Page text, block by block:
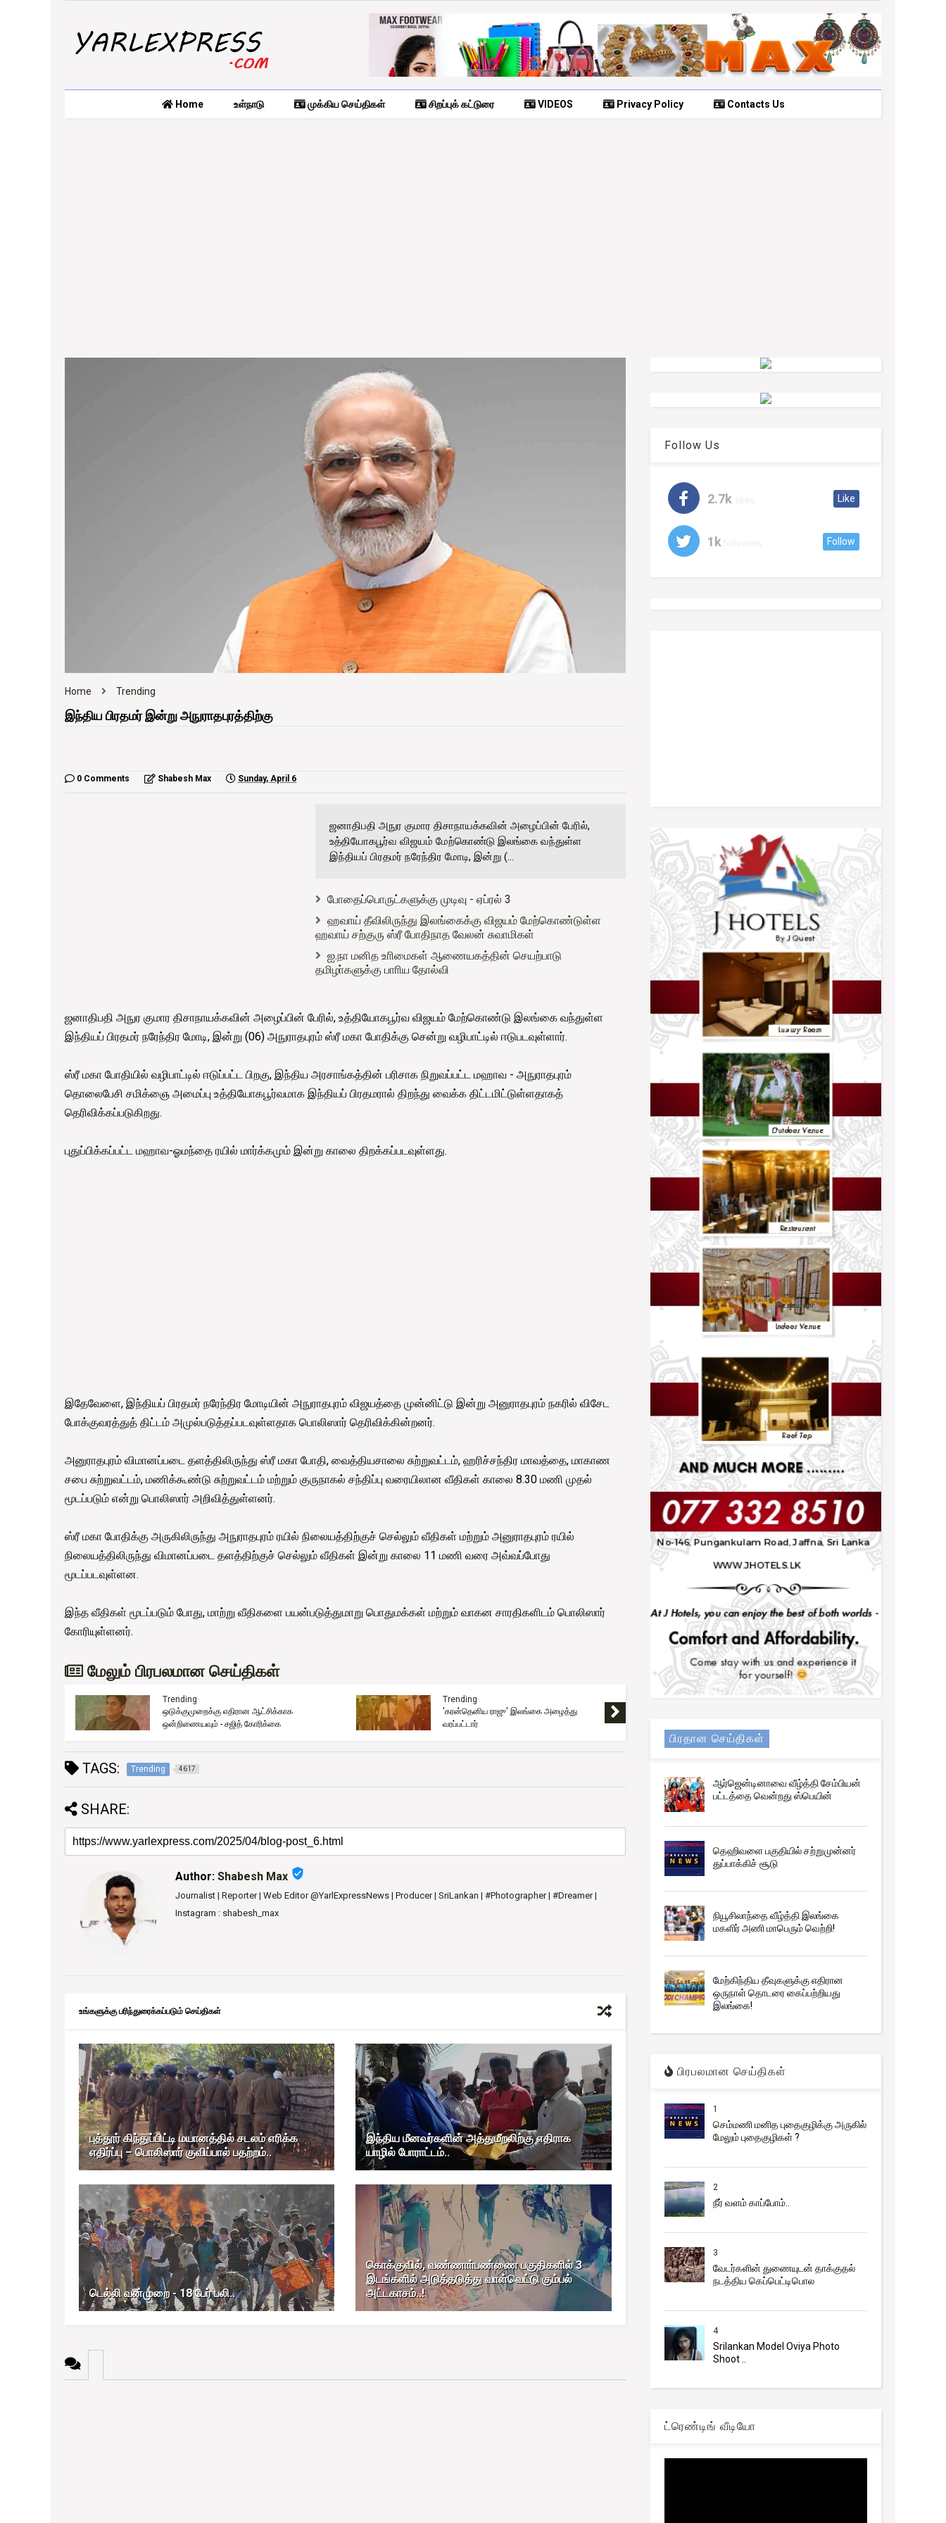
Home உள்நாடு முக்கிய செய்திகள் சிறப்புக் கட்டுரை VIDEOS Privacy Policy Contacts Us
Home Trending
இந்திய பிரதமர் இன்று அநுராதபுரத்திற்கு
0 Comments Shabesh Max Sunday, April 6
ஜனாதிபதி அநுர குமார திசாநாயக்கவின் அழைப்பின் பேரில்,
உத்தியோகபூர்வ விஜயம் மேற்கொண்டு இலங்கை வந்துள்ள
இந்தியப் பிரதமர் நரேந்திர மோடி, இன்று (...
போதைப்பொருட்களுக்கு முடிவு - ஏப்ரல் 3
ஹவாய் தீவிலிருந்து இலங்கைக்கு விஜயம் மேற்கொண்டுள்ள
ஹவாய் சற்குரு ஸ்ரீ போதிநாத வேலன் சுவாமிகள்
ஐ.நா மனித உாிமைகள் ஆணையகத்தின் செயற்பாடு
தமிழா்களுக்கு பாாிய தோல்வி
ஜனாதிபதி அநுர குமார திசாநாயக்கவின் அழைப்பின் பேரில், உத்தியோகபூர்வ விஜயம் மேற்கொண்டு இலங்கை வந்துள்ள
இந்தியப் பிரதமர் நரேந்திர மோடி, இன்று (06) அநுராதபுரம் ஸ்ரீ மகா போதிக்கு சென்று வழிபாட்டில் ஈடுபடவுள்ளார்.
ஸ்ரீ மகா போதியில் வழிபாட்டில் ஈடுப்பட்ட பிறகு, இந்திய அரசாங்கத்தின் பரிசாக நிறுவப்பட்ட மஹாவ - அநுராதபுரம்
தொலைபேசி சமிக்ஞை அமைப்பு உத்தியோகபூர்வமாக இந்தியப் பிரதமரால் திறந்து வைக்க திட்டமிட்டுள்ளதாகத்
தெரிவிக்கப்படுகிறது.
புதுப்பிக்கப்பட்ட மஹாவ-ஓமந்தை ரயில் மார்க்கமும் இன்று காலை திறக்கப்படவுள்ளது.
இதேவேளை, இந்தியப் பிரதமர் நரேந்திர மோடியின் அநுராதபுரம் விஜயத்தை முன்னிட்டு இன்று அனுராதபுரம் நகரில் விசேட
போக்குவரத்துத் திட்டம் அமுல்படுத்தப்படவுள்ளதாக பொலிஸார் தெரிவிக்கின்றனர்.
அனுராதபுரம் விமானப்படை தளத்திலிருந்து ஸ்ரீ மகா போதி, வைத்தியசாலை சுற்றுவட்டம், ஹரிச்சந்திர மாவத்தை, மாகாண
சபை சுற்றுவட்டம், மணிக்கூண்டு சுற்றுவட்டம் மற்றும் குருநாகல் சந்திப்பு வரையிலான வீதிகள் காலை 8.30 மணி முதல்
மூடப்படும் என்று பொலிஸார் அறிவித்துள்ளனர்.
ஸ்ரீ மகா போதிக்கு அருகிலிருந்து அநுராதபுரம் ரயில் நிலையத்திற்குச் செல்லும் வீதிகள் மற்றும் அனுராதபுரம் ரயில்
நிலையத்திலிருந்து விமானப்படை தளத்திற்குச் செல்லும் வீதிகள் இன்று காலை 11 மணி வரை அவ்வப்போது
மூடப்படவுள்ளன.
இந்த வீதிகள் மூடப்படும் போது, ​​மாற்று வீதிகளை பயன்படுத்துமாறு பொதுமக்கள் மற்றும் வாகன சாரதிகளிடம் பொலிஸார்
கோரியுள்ளனர்.
மேலும் பிரபலமான செய்திகள்
Trending
ஒடுக்குமுறைக்கு எதிரான ஆட்சிக்காக
ஒன்றிணையவும் - சஜித் கோரிக்கை
Trending
'கரன்தெனிய ராஜு' இலங்கை அழைத்து
வரப்பட்டார்
TAGS: Trending 4617
SHARE:
Author: Shabesh Max verified_user
Journalist | Reporter | Web Editor @YarlExpressNews | Producer | SriLankan | #Photographer | #Dreamer |
Instagram : shabesh_max
உங்களுக்கு பரிந்துரைக்கப்படும் செய்திகள்
புத்தூர் கிந்துப்பிட்டி மயானத்தில் சடலம் எரிக்க
எதிர்ப்பு – பொலிஸார் குவிப்பால் பதற்றம்..
இந்திய மீனவர்களின் அத்துமீறலிற்கு எதிராக
யாழில் போராட்டம்..
டெல்லி வன்முறை - 18 பேர் பலி..
கொக்குவில், வண்ணாா்பண்ணை பகுதிகளில் 3
இடங்களில் அடுத்தடுத்து வாள்வெட்டு கும்பல்
அட்டகாசம்..!
Follow Us
2.7k Like
1k Follow
பிரதான செய்திகள்
ஆர்ஜென்டினாவை வீழ்த்தி சேம்பியன்
பட்டத்தை வென்றது ஸ்பெயின்
தெஹிவளை பகுதியில் சற்றுமுன்னர்
துப்பாக்கிச் சூடு
நியூசிலாந்தை வீழ்த்தி இலங்கை
மகளிர் அணி மாபெரும் வெற்றி!
மேற்கிந்திய தீவுகளுக்கு எதிரான
ஒருநாள் தொடரை கைப்பற்றியது
இலங்கை!
பிரபலமான செய்திகள்
1
செம்மணி மனித புதைகுழிக்கு அருகில்
மேலும் புதைகுழிகள் ?
2
நீர் வளம் காப்போம்..
3
வேடர்களின் துணையுடன் தாக்குதல்
நடத்திய கெப்பெட்டிபொல
4
Srilankan Model Oviya Photo
Shoot ..
ட்ரெண்டிங் வீடியோ